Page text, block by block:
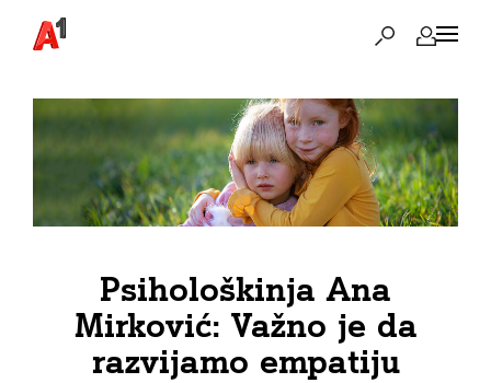
Psihološkinja Ana
Mirković: Važno je da
razvijamo empatiju